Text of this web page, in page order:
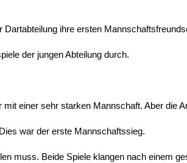
ihre ersten
der jungen Abteilung durch.
einer sehr starken Mannschaft. Aber die
war der erste Mannschaftssieg.
muss. Beide Spiele klangen nach einem